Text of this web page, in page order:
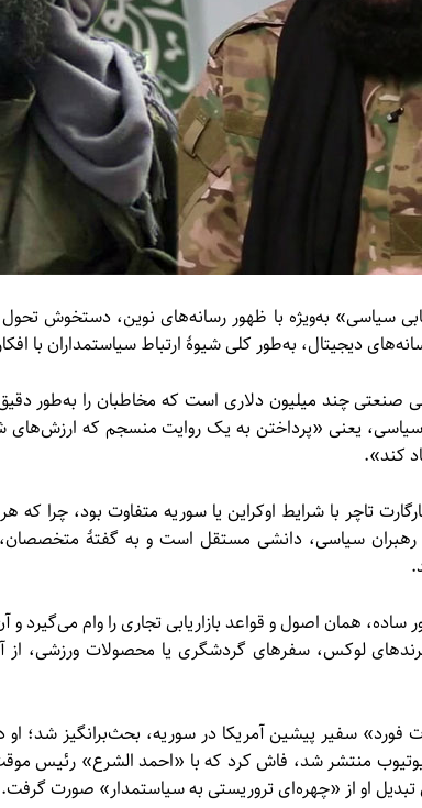
سیاسی» به‌ویژه با ظهور رسانه‌های نوین، دستخوش
دیجیتال، به‌طور کلی شیوهٔ ارتباط سیاستمداران با
صنعتی چند میلیون دلاری است که مخاطبان را به‌طور
سیاسی، یعنی «پرداختن به یک روایت منسجم که
کند».
تاچر با شرایط اوکراین یا سوریه متفاوت بود، چرا
رهبران سیاسی، دانشی مستقل است و به گفتهٔ
ساده، همان اصول و قواعد بازاریابی تجاری را وام می‌گیرد
برندهای لوکس، سفرهای گردشگری یا محصولات ورزشی،
فورد» سفیر پیشین آمریکا در سوریه، بحث‌برانگیز شد؛
منتشر شد، فاش کرد که با «احمد الشرع» رئیس
تبدیل او از «چهره‌ای تروریستی به سیاستمدار» صورت گرفت.